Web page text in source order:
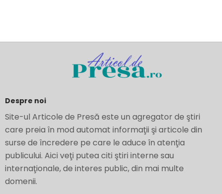
Despre noi
Site-ul Articole de Presă este un agregator de ştiri
care preia în mod automat informaţii şi articole din
surse de încredere pe care le aduce în atenţia
publicului. Aici veţi putea citi ştiri interne sau
internaţionale, de interes public, din mai multe
domenii.